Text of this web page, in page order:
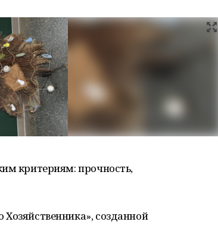
критериям: прочность,
созданной